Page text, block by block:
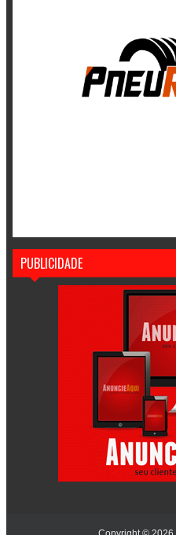
PUBLICIDADE